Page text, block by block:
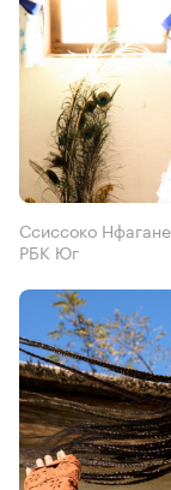
Ссиссоко
РБК Юг